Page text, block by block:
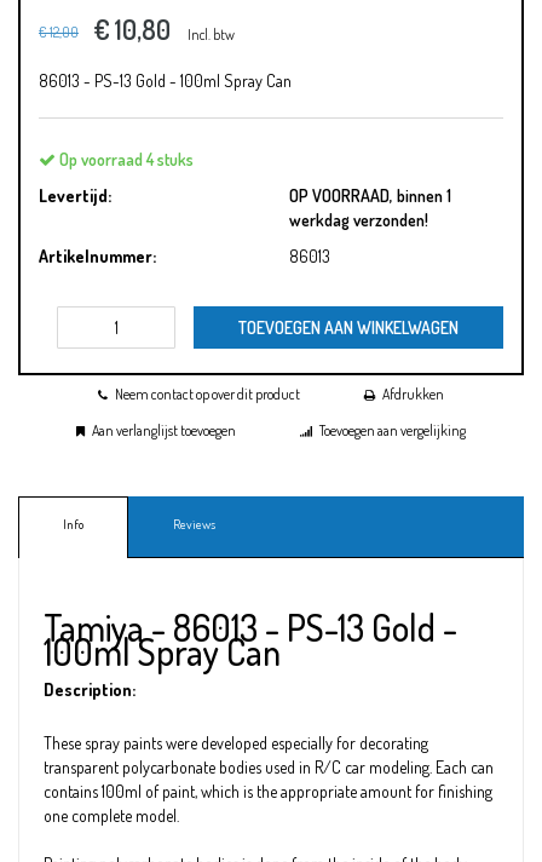
€ 12,00 € 10,80 Incl. btw
86013 - PS-13 Gold - 100ml Spray Can
Op voorraad 4 stuks
Levertijd:
OP VOORRAAD, binnen 1
werkdag verzonden!
Artikelnummer:
86013
TOEVOEGEN AAN WINKELWAGEN
Neem contact op over dit product
Afdrukken
Aan verlanglijst toevoegen
Toevoegen aan vergelijking
Info Reviews
Tamiya - 86013 - PS-13 Gold -
100ml Spray Can
Description:
These spray paints were developed especially for decorating
transparent polycarbonate bodies used in R/C car modeling. Each can
contains 100ml of paint, which is the appropriate amount for finishing
one complete model.